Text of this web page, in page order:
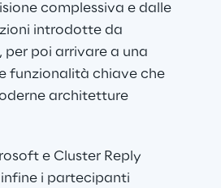
complessiva e dalle
introdotte da
per poi arrivare a una
funzionalità chiave che
architetture
e Cluster Reply
i partecipanti